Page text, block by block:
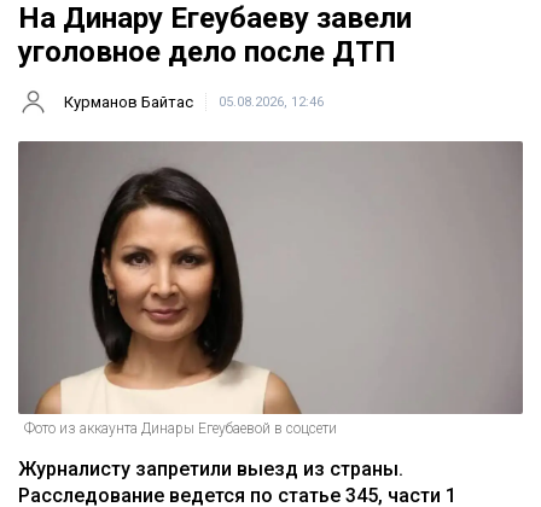
На Динару Егеубаеву завели
уголовное дело после ДТП
Курманов Байтас 05.08.2026, 12:46
Фото из аккаунта Динары Егеубаевой в соцсети
Журналисту запретили выезд из страны.
Расследование ведется по статье 345, части 1